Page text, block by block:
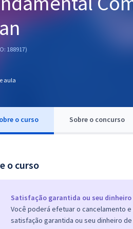
188917)
aula
o curso Sobre o concurso
o curso
Satisfação garantida ou seu dinheiro
Você poderá efetuar o cancelamento
satisfação garantida ou seu dinheiro